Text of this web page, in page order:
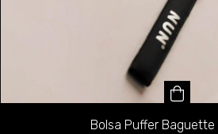
Bolsa Puffer Baguette